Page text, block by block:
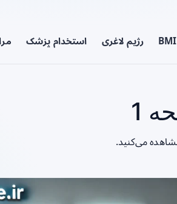
BMI رژیم لاغری استخدام پزشک
1
می‌کنید.